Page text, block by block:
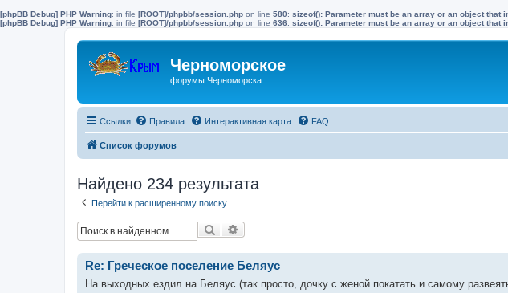
[phpBB Debug] PHP Warning: in file [ROOT]/phpbb/session.php on line 580: sizeof(): Parameter must be an array or an object that
[phpBB Debug] PHP Warning: in file [ROOT]/phpbb/session.php on line 636: sizeof(): Parameter must be an array or an object that
Черноморское
форумы Черноморска
Ссылки Правила Интерактивная карта FAQ
Список форумов
Найдено 234 результата
Перейти к расширенному поиску
Поиск
Re: Греческое поселение Беляус
На выходных ездил на Беляус (так просто, дочку с женой покатать и самому